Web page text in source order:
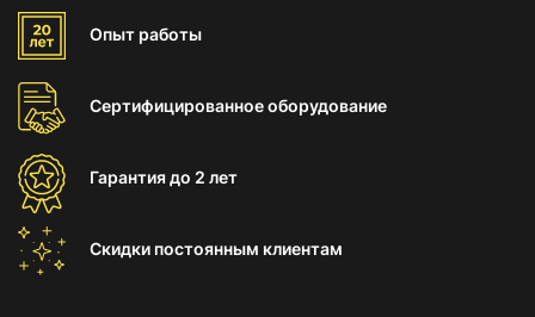
Опыт работы
Сертифицированноеоборудование
Гарантиядо 2 лет
Скидки постоянным клиентам